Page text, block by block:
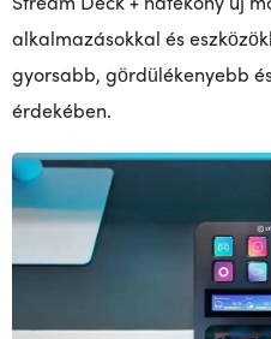
alkalmazásokkal és
gyorsabb, gördülékenyebb
érdekében.